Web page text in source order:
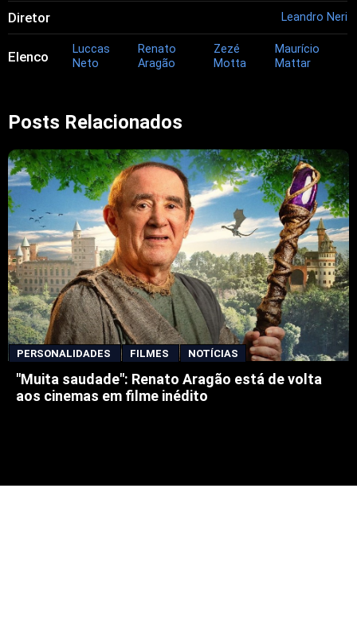
Diretor Leandro Neri
Elenco
Luccas
Neto
Renato
Aragão
Zezé
Motta
Maurício
Mattar
Posts Relacionados
PERSONALIDADES FILMES NOTÍCIAS
"Muita saudade": Renato Aragão está de volta
aos cinemas em filme inédito